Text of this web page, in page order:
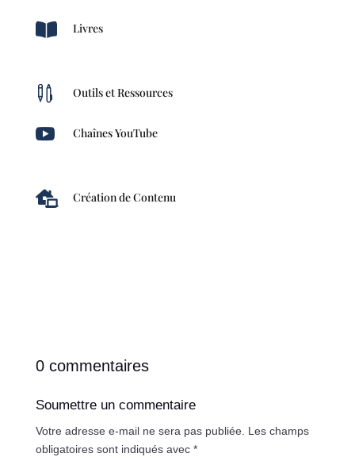
 Livres
 Outils et Ressources
 Chaînes YouTube
 Création de Contenu
0 commentaires
Soumettre un commentaire
Votre adresse e-mail ne sera pas publiée. Les champs
obligatoires sont indiqués avec *